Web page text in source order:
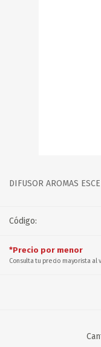
DIFUSOR AROMAS
Código:
*Precio por menor
Consulta tu precio mayorista al